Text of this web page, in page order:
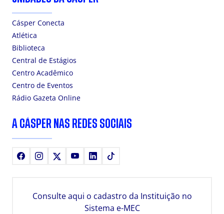
Cásper Conecta
Atlética
Biblioteca
Central de Estágios
Centro Acadêmico
Centro de Eventos
Rádio Gazeta Online
A CÁSPER NAS REDES SOCIAIS
FacebookInstagram YoutubeLinkedIn
Consulte aqui o cadastro da Instituição no
Sistema e-MEC